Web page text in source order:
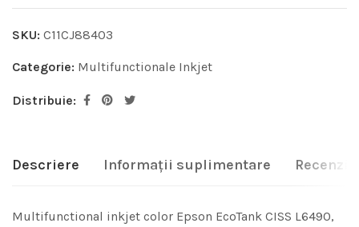
SKU: C11CJ88403
Categorie: Multifunctionale Inkjet
Distribuie:
Descriere Informații suplimentare Recenzii
Multifunctional inkjet color Epson EcoTank CISS L6490,